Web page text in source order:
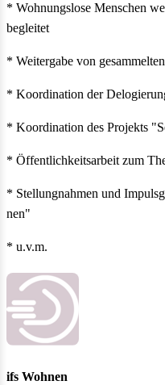
* Wohnungslose Men­schen
beglei­tet
* Wei­ter­gabe von
* Koor­di­na­tion der
* Koor­di­na­tion des Pro­jekts
* Öffent­lich­keits­ar­beit zum
* Stel­lung­nah­men und
nen"
* u.v.m.
ifs Wohnen